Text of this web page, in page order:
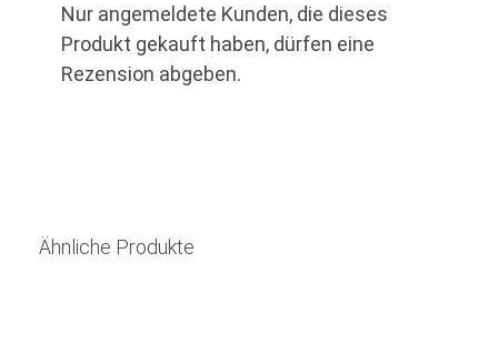
Nur angemeldete Kunden, die dieses
Produkt gekauft haben, dürfen eine
Rezension abgeben.
Ähnliche Produkte